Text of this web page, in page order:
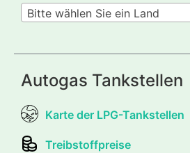
Bitte wählen Sie ein Land
Autogas Tankstellen
Karte der LPG-Tankstellen
Treibstoffpreise